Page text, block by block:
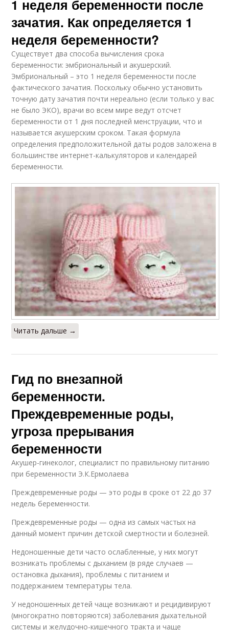
1 неделя беременности после
зачатия. Как определяется 1
неделя беременности?
Существует два способа вычисления срока
беременности: эмбриональный и акушерский.
Эмбриональный – это 1 неделя беременности после
фактического зачатия. Поскольку обычно установить
точную дату зачатия почти нереально (если только у вас
не было ЭКО), врачи во всем мире ведут отсчет
беременности от 1 дня последней менструации, что и
называется акушерским сроком. Такая формула
определения предположительной даты родов заложена в
большинстве интернет-калькуляторов и календарей
беременности.
Читать дальше →
Гид по внезапной
беременности.
Преждевременные роды,
угроза прерывания
беременности
Акушер-гинеколог, специалист по правильному питанию
при беременности Э.К.Ермолаева
Преждевременные роды — это роды в сроке от 22 до 37
недель беременности.
Преждевременные роды — одна из самых частых на
данный момент причин детской смертности и болезней.
Недоношенные дети часто ослабленные, у них могут
возникать проблемы с дыханием (в ряде случаев —
остановка дыхания), проблемы с питанием и
поддержанием температуры тела.
У недоношенных детей чаще возникают и рецидивируют
(многократно повторяются) заболевания дыхательной
системы и желудочно-кишечного тракта и чаще